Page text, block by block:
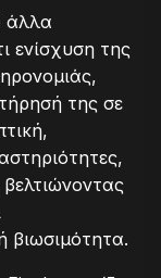
άλλα
ενίσχυση της
της σε
βιωσιμότητα.